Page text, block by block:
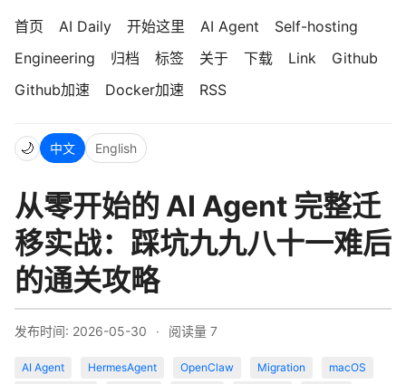
首页 AI Daily 开始这里 AI Agent
Self-hosting
Engineering
归档 标签 关于 下载 Link
Github
Github加速
Docker加速 RSS
🌙 中文 English
从零开始的 AI Agent 完整迁
移实战：踩坑九九八十一难后
的通关攻略
发布时间: 2026-05-30 · 阅读量 7
AI Agent HermesAgent OpenClaw Migration
macOS